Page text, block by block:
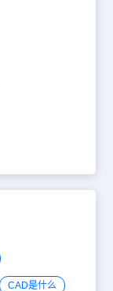
CAD是什么